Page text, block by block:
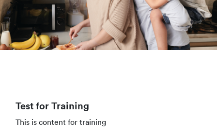
Test for Training
This is content for training